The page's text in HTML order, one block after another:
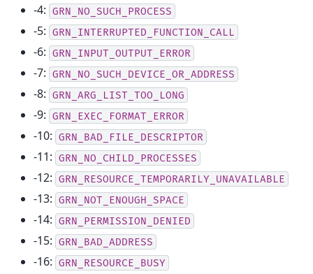
-4: GRN_NO_SUCH_PROCESS
-5: GRN_INTERRUPTED_FUNCTION_CALL
-6: GRN_INPUT_OUTPUT_ERROR
-7: GRN_NO_SUCH_DEVICE_OR_ADDRESS
-8: GRN_ARG_LIST_TOO_LONG
-9: GRN_EXEC_FORMAT_ERROR
-10: GRN_BAD_FILE_DESCRIPTOR
-11: GRN_NO_CHILD_PROCESSES
-12: GRN_RESOURCE_TEMPORARILY_UNAVAILABLE
-13: GRN_NOT_ENOUGH_SPACE
-14: GRN_PERMISSION_DENIED
-15: GRN_BAD_ADDRESS
-16: GRN_RESOURCE_BUSY